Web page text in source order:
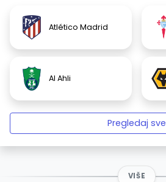
Atlético Madrid
Al Ahli
Pregledaj sve
VIŠE